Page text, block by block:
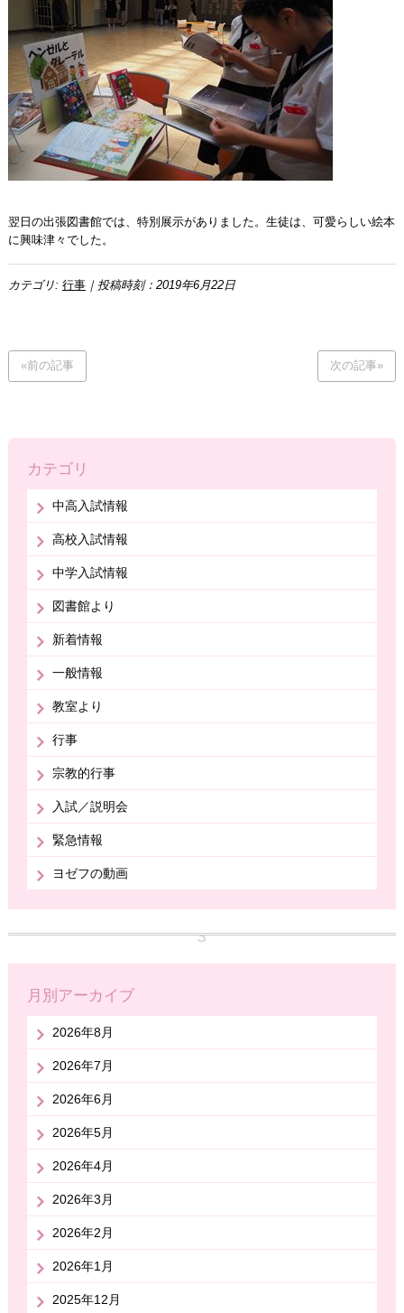
翌日の出張図書館では、特別展示がありました。生徒は、可愛らしい絵本
に興味津々でした。
カテゴリ: 行事｜投稿時刻：2019年6月22日
«前の記事 次の記事»
カテゴリ
中高入試情報
高校入試情報
中学入試情報
図書館より
新着情報
一般情報
教室より
行事
宗教的行事
入試／説明会
緊急情報
ヨゼフの動画
月別アーカイブ
2026年8月
2026年7月
2026年6月
2026年5月
2026年4月
2026年3月
2026年2月
2026年1月
2025年12月